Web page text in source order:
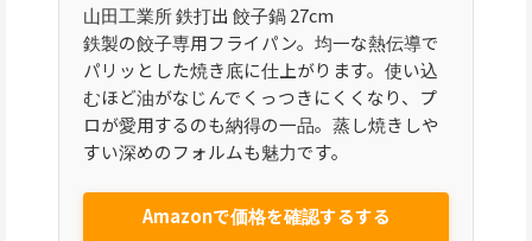
山田工業所 鉄打出 餃子鍋 27cm
鉄製の餃子専用フライパン。均一な熱伝導で
パリッとした焼き底に仕上がります。使い込
むほど油がなじんでくっつきにくくなり、プ
ロが愛用するのも納得の一品。蒸し焼きしや
すい深めのフォルムも魅力です。
Amazonで価格を確認するする